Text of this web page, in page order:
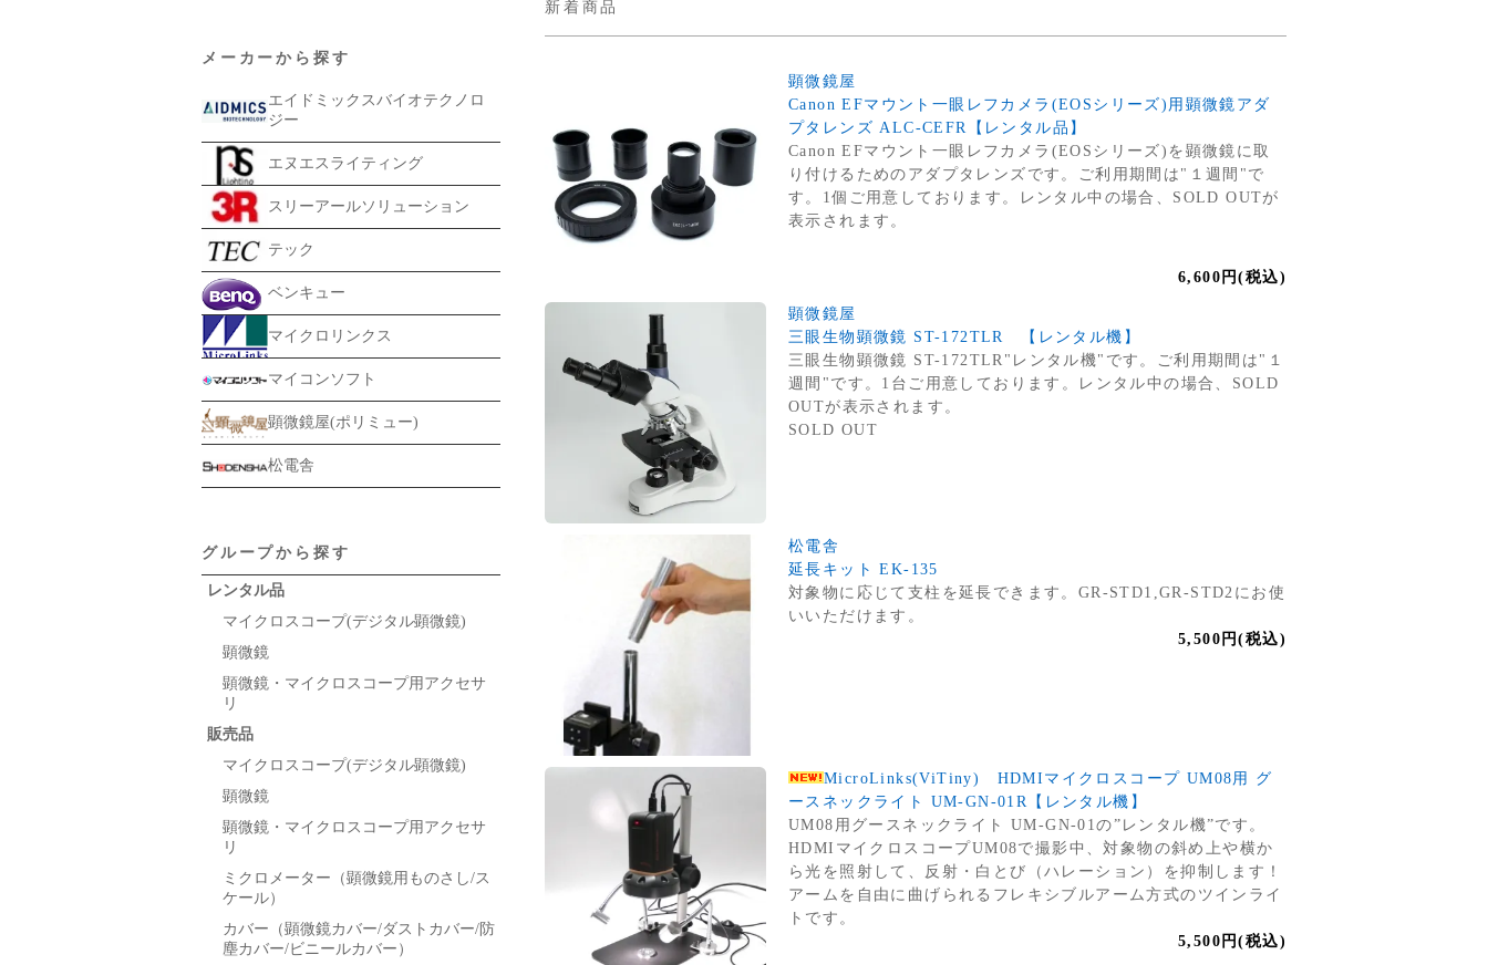
新着商品
顕微鏡屋
Canon EFマウント一眼レフカメラ(EOSシリーズ)用顕微鏡アダ
プタレンズ ALC-CEFR【レンタル品】
Canon EFマウント一眼レフカメラ(EOSシリーズ)を顕微鏡に取
り付けるためのアダプタレンズです。ご利用期間は"１週間"で
す。1個ご用意しております。レンタル中の場合、SOLD OUTが
表示されます。
6,600円(税込)
顕微鏡屋
三眼生物顕微鏡 ST-172TLR 【レンタル機】
三眼生物顕微鏡 ST-172TLR"レンタル機"です。ご利用期間は"１
週間"です。1台ご用意しております。レンタル中の場合、SOLD
OUTが表示されます。
SOLD OUT
松電舎
延長キット EK-135
対象物に応じて支柱を延長できます。GR-STD1,GR-STD2にお使
いいただけます。
5,500円(税込)
MicroLinks(ViTiny) HDMIマイクロスコープ UM08用 グ
ースネックライト UM-GN-01R【レンタル機】
UM08用グースネックライト UM-GN-01の”レンタル機”です。
HDMIマイクロスコープUM08で撮影中、対象物の斜め上や横か
ら光を照射して、反射・白とび（ハレーション）を抑制します！
アームを自由に曲げられるフレキシブルアーム方式のツインライ
トです。
5,500円(税込)
メーカーから探す
エイドミックスバイオテクノロ
ジー
エヌエスライティング
スリーアールソリューション
テック
ベンキュー
マイクロリンクス
マイコンソフト
顕微鏡屋(ポリミュー)
松電舎
グループから探す
レンタル品
マイクロスコープ(デジタル顕微鏡)
顕微鏡
顕微鏡・マイクロスコープ用アクセサ
リ
販売品
マイクロスコープ(デジタル顕微鏡)
顕微鏡
顕微鏡・マイクロスコープ用アクセサ
リ
ミクロメーター（顕微鏡用ものさし/ス
ケール）
カバー（顕微鏡カバー/ダストカバー/防
塵カバー/ビニールカバー）